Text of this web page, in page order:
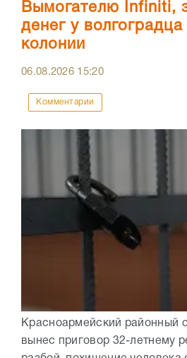
Вымогателю Infiniti,
денег у
колонии
06.08.2026 15:20
Комментарии
Красноармейский районный
вынес приговор 32-летнему